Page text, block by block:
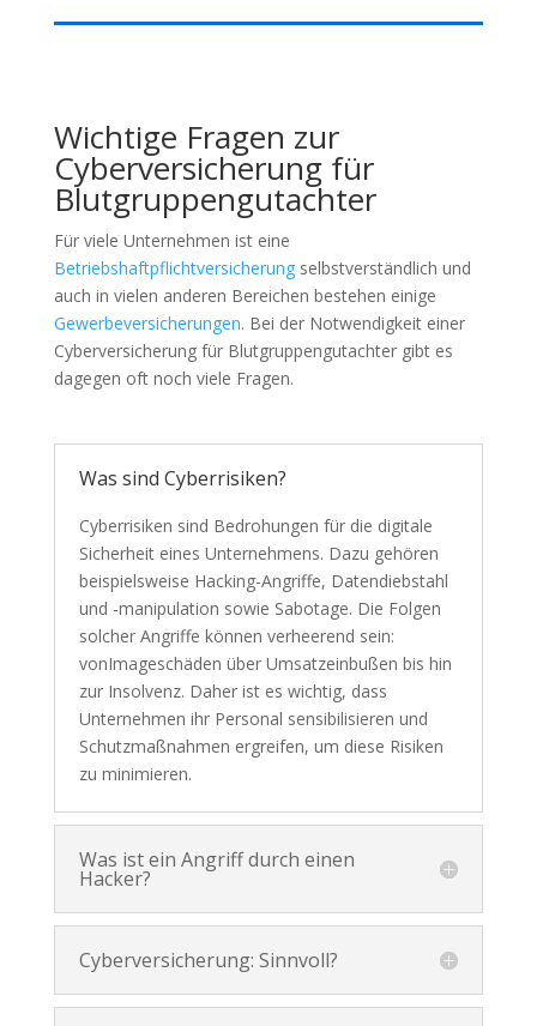
Wichtige Fragen zur
Cyberversicherung für
Blutgruppengutachter
Für viele Unternehmen ist eine
Betriebshaftpflichtversicherungselbstverständlich und
auch in vielen anderen Bereichen bestehen einige
Gewerbeversicherungen. Bei der Notwendigkeit einer
Cyberversicherung für Blutgruppengutachter gibt es
dagegen oft noch viele Fragen.
Was sind Cyberrisiken?
Cyberrisiken sind Bedrohungen für die digitale
Sicherheit eines Unternehmens. Dazu gehören
beispielsweise Hacking-Angriffe, Datendiebstahl
und -manipulation sowie Sabotage. Die Folgen
solcher Angriffe können verheerend sein:
vonImageschäden über Umsatzeinbußen bis hin
zur Insolvenz. Daher ist es wichtig, dass
Unternehmen ihr Personal sensibilisieren und
Schutzmaßnahmen ergreifen, um diese Risiken
zu minimieren.
Was ist ein Angriff durch einen
Hacker?
Cyberversicherung: Sinnvoll?